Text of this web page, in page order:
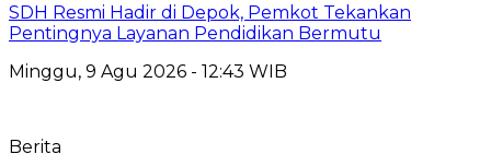
SDH Resmi Hadir di Depok, Pemkot Tekankan
Pentingnya Layanan Pendidikan Bermutu
Minggu, 9 Agu 2026 - 12:43 WIB
Berita